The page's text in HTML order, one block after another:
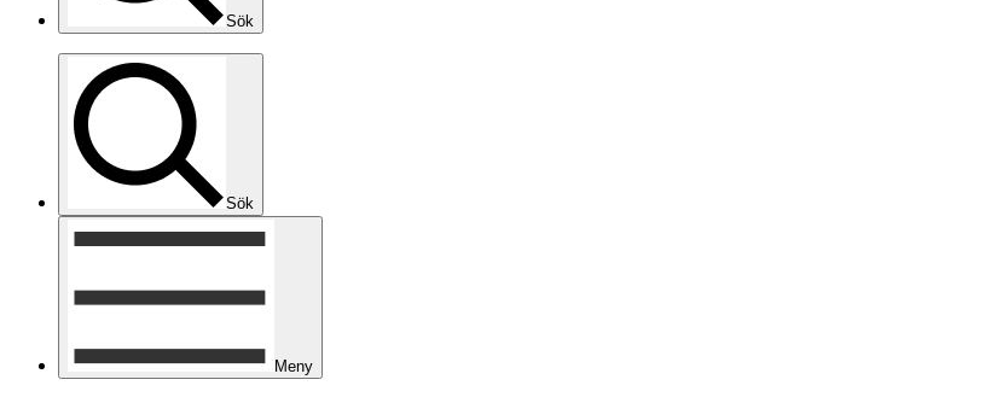
Sök
Sök
Meny